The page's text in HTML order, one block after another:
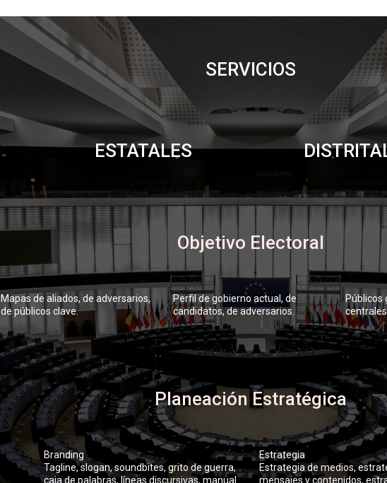
SERVICIOS
ESTATALES
Objetivo Electoral
Mapas de aliados, de adversarios,
de públicos clave.
Perfil de gobierno actual, de
candidatos, de adversarios.
Públicos
Planeación Estratégica
Branding
Tagline, slogan, soundbites, grito de guerra,
caja de palabras, líneas discursivas, manual
Estrategia
Estrategia de medios,
mensajes y contenidos,